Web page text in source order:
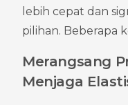
lebih cepat dan
pilihan. Beberapa
Merangsang
Menjaga